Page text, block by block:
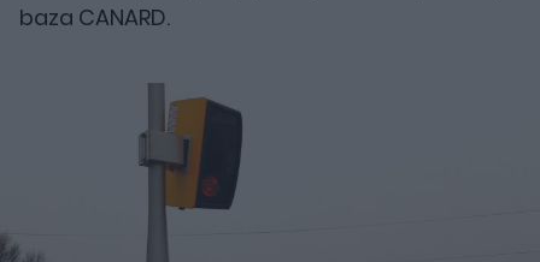
baza CANARD.